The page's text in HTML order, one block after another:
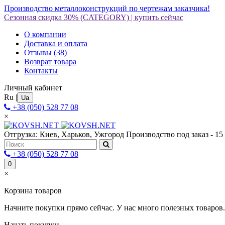
Производство металлоконструкций по чертежам заказчика!
Сезонная скидка 30% (CATEGORY) | купить сейчас
О компании
Доставка и оплата
Отзывы (38)
Возврат товара
Контакты
Личный кабинет
Ru | Ua
+38 (050) 528 77 08
×
Отгрузка: Киев, Харьков, Ужгород Производство под заказ -
+38 (050) 528 77 08
0
×
Корзина товаров
Начните покупки прямо сейчас. У нас много полезных товаров.